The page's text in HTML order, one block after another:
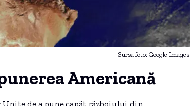
Sursa foto: Google Images
Americană
de a pune capăt războiului din